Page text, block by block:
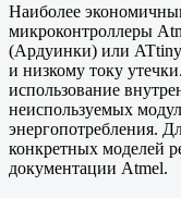
Наиболее
микроконтроллеры
(Ардуинки) или
и низкому току
использование
неиспользуемых
энергопотребления.
конкретных моделей
документации Atmel.